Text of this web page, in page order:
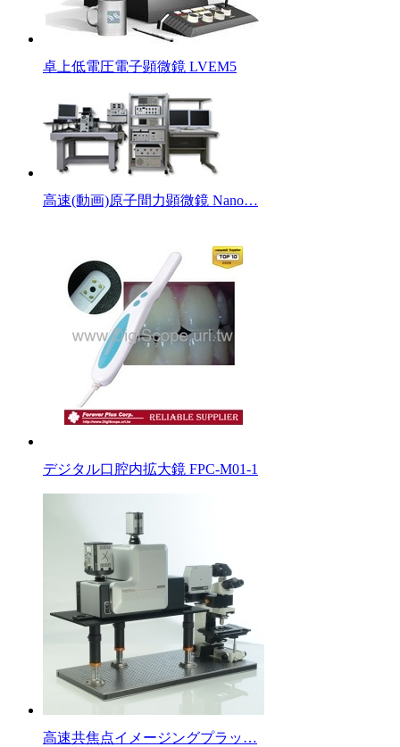
卓上低電圧電子顕微鏡 LVEM5
高速(動画)原子間力顕微鏡 Nano…
デジタル口腔内拡大鏡 FPC-M01-1
高速共焦点イメージングプラッ…